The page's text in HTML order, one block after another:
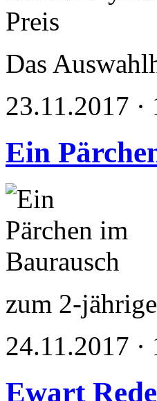
Das
23.11.2017 ·
Ein
zum 2-
24.11.2017 ·
Ewart